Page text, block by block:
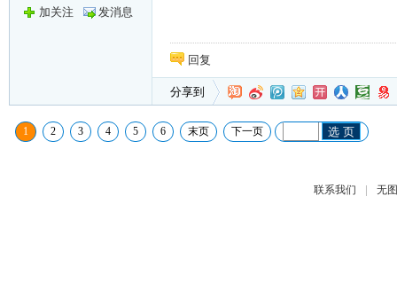
加关注 发消息
回复
分享到
1 2 3 4 5 6 末页 下一页 选 页
联系我们 | 无